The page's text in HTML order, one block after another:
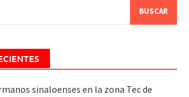
sinaloenses en la zona Tec de